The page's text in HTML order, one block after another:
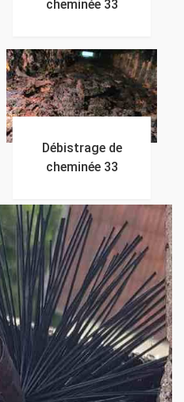
cheminée 33
Débistrage de
cheminée 33